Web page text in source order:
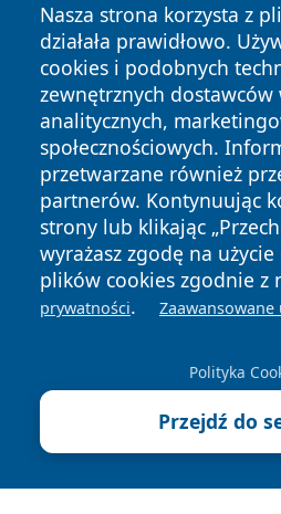
Nasza strona korzysta z
działała prawidłowo.
cookies i podobnych
zewnętrznych dostawców
analitycznych,
społecznościowych.
przetwarzane również
partnerów. Kontynuując
strony lub klikając
wyrażasz zgodę na
plików cookies zgodnie z
prywatności. Zaawansowane
Polityka
Przejdź do
Copyright © 2026 faktypoznan.pl
zastrzeżone.
News Autorzy
Polityka
Prywatności